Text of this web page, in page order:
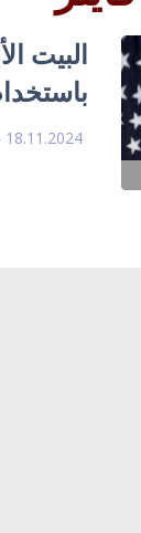
البيت
18.11.2024 - 17:32